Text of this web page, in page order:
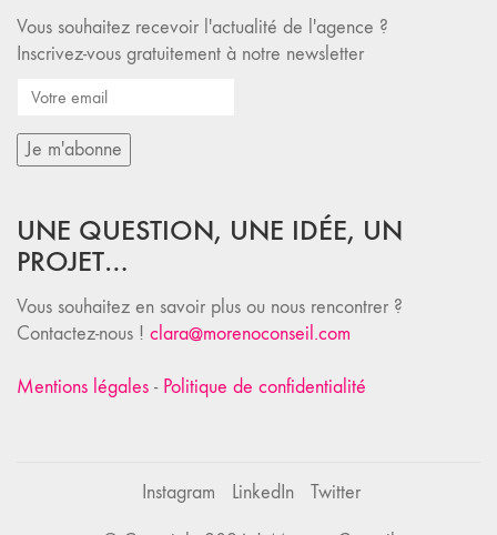
Vous souhaitez recevoir l'actualité de l'agence ?
Inscrivez-vous gratuitement à notre newsletter
UNE QUESTION, UNE IDÉE, UN
PROJET…
Vous souhaitez en savoir plus ou nous rencontrer ?
Contactez-nous ! clara@morenoconseil.com
Mentions légales - Politique de confidentialité
Instagram LinkedIn Twitter